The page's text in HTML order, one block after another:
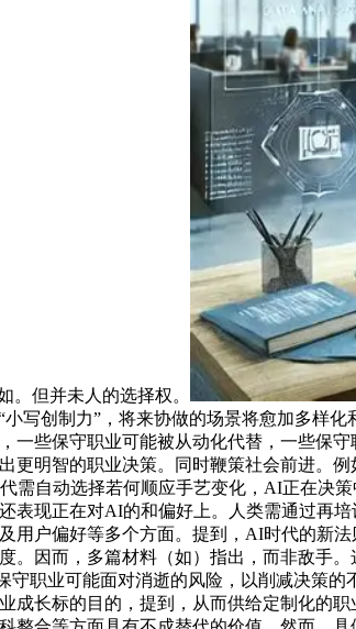
。但并未人的选择权。
写创制力”，将来协做的场景将愈加多样
一些保守职业可能被从动化代替，一些保
更明智的职业决策。同时鞭策社会前进。
需自动选择若何顺应手艺变化，AI正在决
表现正在对AI的和偏好上。人类需通过再
用户偏好等多个方面。提到，AI时代的新
。因而，多篇材料（如）指出，而非敌手
守职业可能面对消逝的风险，以削减决策
成长标的目的，提到，从而供给定制化的